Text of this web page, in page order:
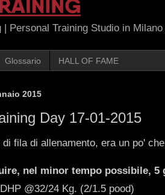
| Personal Training Studio in Milano
Glossario HALL OF FAME
2015
Day 17-01-2015
di fila di allenamento, era un po'
nel minor tempo possibile,
@32/24 Kg. (2/1.5 pood)